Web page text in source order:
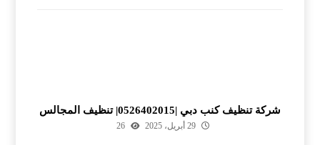
شركة تنظيف كنب دبي |0526402015| تنظيف المجالس
29 أبريل، 2025 26